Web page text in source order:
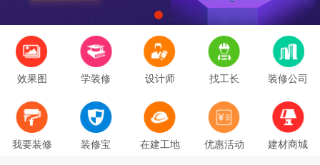
效果图 学装修 设计师 找工长 装修公司
我要装修 装修宝 在建工地 优惠活动 建材商城